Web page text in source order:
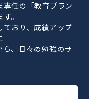
専任の「教育プラン
。
おり、成績アップ
、日々の勉強のサ